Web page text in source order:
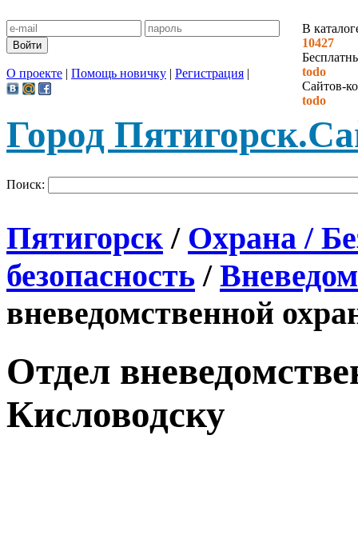
В
10427
todo
Сайтов-
todo
О проекте | Помощь новичку | Регистрация |
Город Пятигорск.
Поиск:
Пятигорск / Охрана /
безопасность /
вневедомственной
Отдел
Кисловодску